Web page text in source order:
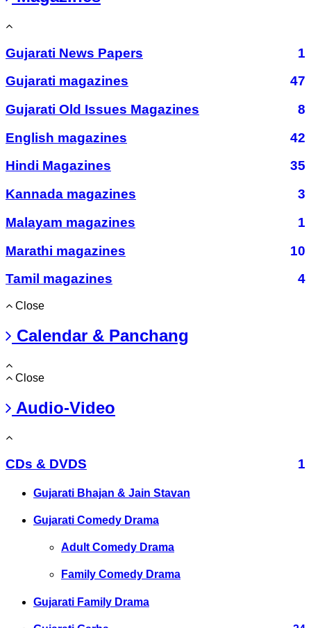
Gujarati News Papers
1
Gujarati magazines
47
Gujarati Old Issues Magazines
8
English magazines
42
Hindi Magazines
35
Kannada magazines
3
Malayam magazines
1
Marathi magazines
10
Tamil magazines
4
Close
Calendar & Panchang
Close
Audio-Video
CDs & DVDS 1
Gujarati Bhajan & Jain Stavan
Gujarati Comedy Drama
Adult Comedy Drama
Family Comedy Drama
Gujarati Family Drama